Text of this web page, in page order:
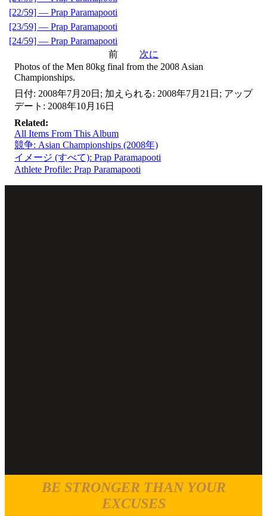
[22/59] — Prap Paramapooti
[23/59] — Prap Paramapooti
[24/59] — Prap Paramapooti
前
次に
Photos of the Men 80kg final from the 2008 Asian
Championships.
日付: 2008年7月20日; 加えられる: 2008年7月21日; アップ
デート: 2008年10月16日
Related:
All Items From This Album
競争: Asian Championships (2008年)
イメージ (すべて): Prap Paramapooti
Athlete Profile: Prap Paramapooti
BE STRONGER THAN YOUR
EXCUSES